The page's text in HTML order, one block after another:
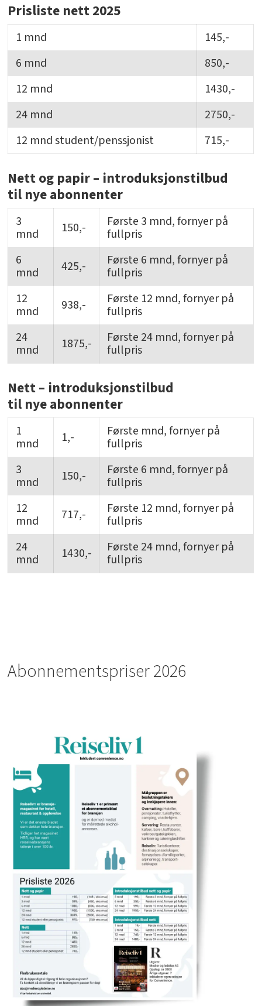
Prisliste nett 2025
1 mnd
145,-
6 mnd
850,-
12 mnd
1430,-
24 mnd
2750,-
12 mnd student/penssjonist
715,-
Nett og papir – introduksjonstilbud
til nye abonnenter
3
mnd 150,- Første 3 mnd, fornyer på
fullpris
6
mnd 425,- Første 6 mnd, fornyer på
fullpris
12
mnd 938,- Første 12 mnd, fornyer på
fullpris
24
mnd 1875,- Første 24 mnd, fornyer på
fullpris
Nett – introduksjonstilbud
til nye abonnenter
1
mnd 1,- Første mnd, fornyer på
fullpris
3
mnd 150,- Første 6 mnd, fornyer på
fullpris
12
mnd 717,- Første 12 mnd, fornyer på
fullpris
24
mnd 1430,- Første 24 mnd, fornyer på
fullpris
Abonnementspriser 2026